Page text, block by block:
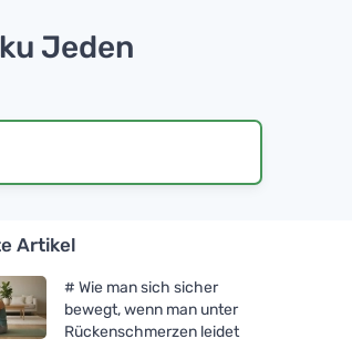
Jeden
Artikel
# Wie man sich sicher
bewegt, wenn man unter
Rückenschmerzen leidet